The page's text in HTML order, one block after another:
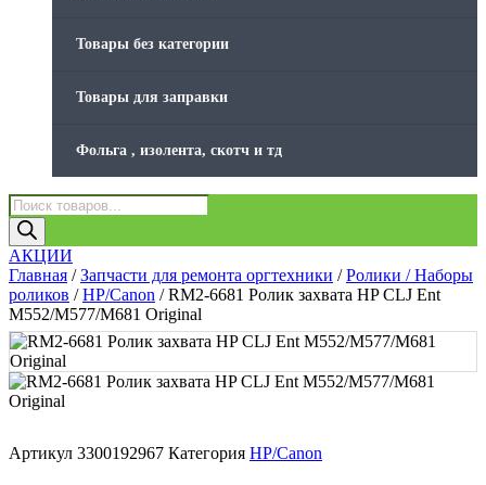
Товары без категории
Товары для заправки
Фольга , изолента, скотч и тд
Поиск
товаров
АКЦИИ
Главная /Запчасти для ремонта оргтехники /Ролики / Наборы
роликов /HP/Canon / RM2-6681 Ролик захвата HP CLJ Ent
M552/M577/M681 Original
Артикул 3300192967 Категория HP/Canon